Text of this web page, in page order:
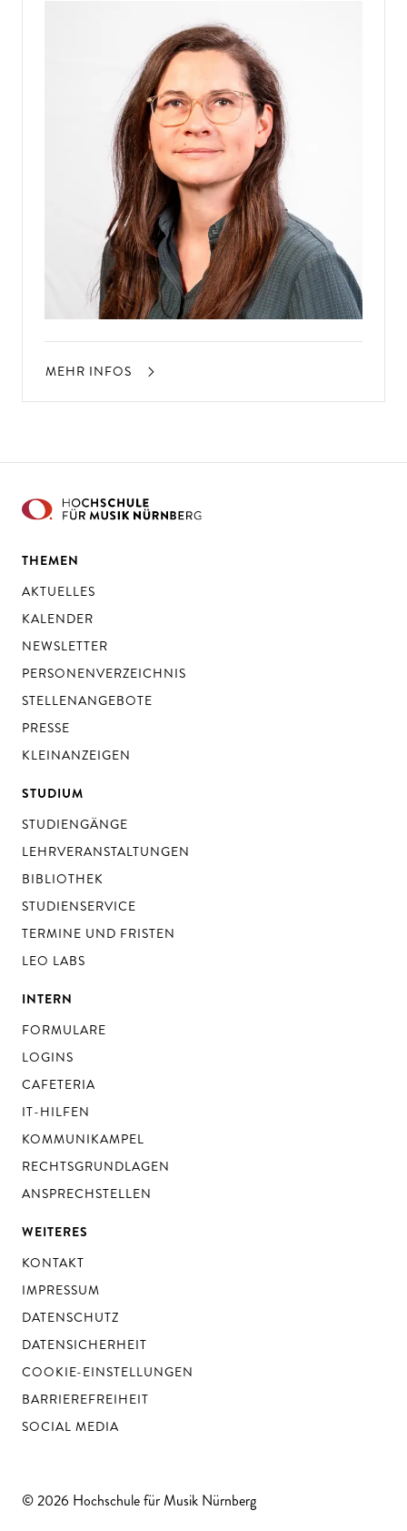
MEHR INFOS
THEMEN
AKTUELLES
KALENDER
NEWSLETTER
PERSONENVERZEICHNIS
STELLENANGEBOTE
PRESSE
KLEINANZEIGEN
STUDIUM
STUDIENGÄNGE
LEHRVERANSTALTUNGEN
BIBLIOTHEK
STUDIENSERVICE
TERMINE UND FRISTEN
LEO LABS
INTERN
FORMULARE
LOGINS
CAFETERIA
IT-HILFEN
KOMMUNIKAMPEL
RECHTSGRUNDLAGEN
ANSPRECHSTELLEN
WEITERES
KONTAKT
IMPRESSUM
DATENSCHUTZ
DATENSICHERHEIT
COOKIE-EINSTELLUNGEN
BARRIEREFREIHEIT
SOCIAL MEDIA
© 2026 Hochschule für Musik Nürnberg